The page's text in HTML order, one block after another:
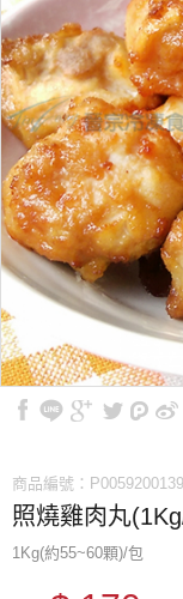
商品編號：
照燒雞肉丸
1Kg(約55~60顆)/包